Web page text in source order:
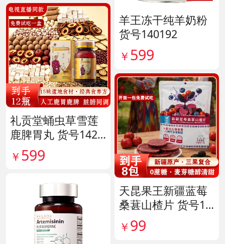
礼贡堂蛹虫草雪莲
鹿脾胃丸 货号1420
09
￥ 599
羊王冻干纯羊奶粉
货号140192
￥ 599
天昆果王新疆蓝莓
桑葚山楂片 货号14
1817
￥ 99